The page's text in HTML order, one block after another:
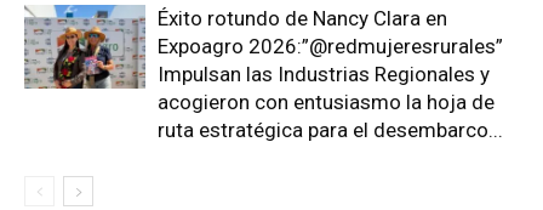
Éxito rotundo de Nancy Clara en
Expoagro 2026:”@redmujeresrurales”
Impulsan las Industrias Regionales y
acogieron con entusiasmo la hoja de
ruta estratégica para el desembarco...